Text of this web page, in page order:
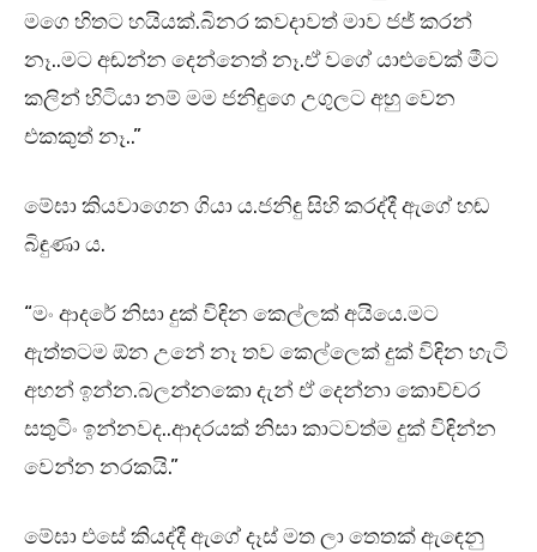
මගෙ හිතට හයියක්.බිනර කවදාවත් මාව ජජ් කරන්
නෑ..මට අඬන්න දෙන්නෙත් නෑ.ඒ වගේ යාළුවෙක් මීට
කලින් හිටියා නම් මම ජනිඳුගෙ උගුලට අහු වෙන
එකකුත් නෑ..”
මේඝා කියවාගෙන ගියා ය.ජනිඳු සිහි කරද්දී ඇගේ හඬ
බිඳුණා ය.
“මං ආදරේ නිසා දුක් විඳින කෙල්ලක් අයියෙ.මට
ඇත්තටම ඕන උනේ නෑ තව කෙල්ලෙක් දුක් විඳින හැටි
අහන් ඉන්න.බලන්නකො දැන් ඒ දෙන්නා කොච්චර
සතුටිං ඉන්නවද..ආදරයක් නිසා කාටවත්ම දුක් විඳින්න
වෙන්න නරකයි.”
මේඝා එසේ කියද්දී ඇගේ දෑස් මත ලා තෙතක් ඇඳෙනු